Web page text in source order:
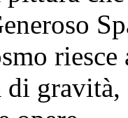
riesce
gravità,